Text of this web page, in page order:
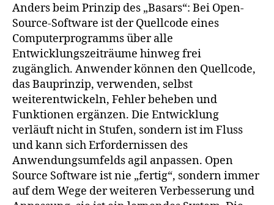
Anders beim Prinzip des „Basars“: Bei Open-
Source-Software ist der Quellcode eines
Computerprogramms über alle
Entwicklungszeiträume hinweg frei
zugänglich. Anwender können den Quellcode,
das Bauprinzip, verwenden, selbst
weiterentwickeln, Fehler beheben und
Funktionen ergänzen. Die Entwicklung
verläuft nicht in Stufen, sondern ist im Fluss
und kann sich Erfordernissen des
Anwendungsumfelds agil anpassen. Open
Source Software ist nie „fertig“, sondern immer
auf dem Wege der weiteren Verbesserung und